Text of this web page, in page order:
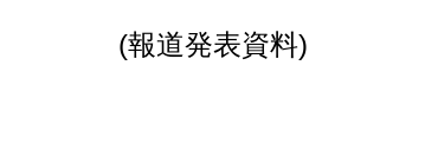
(報道発表資料)